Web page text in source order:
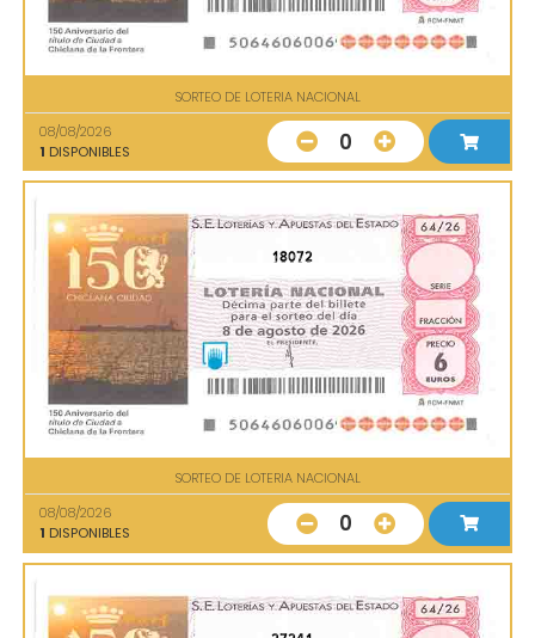
SORTEO DE LOTERIA NACIONAL
08/08/2026
1 DISPONIBLES 0
18072
SORTEO DE LOTERIA NACIONAL
08/08/2026
1 DISPONIBLES 0